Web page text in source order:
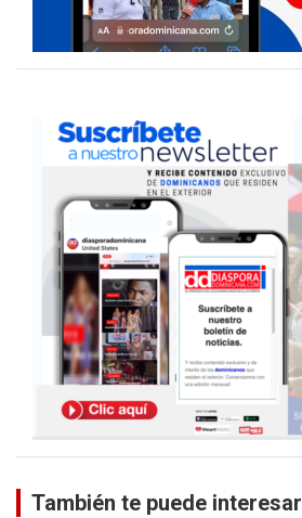
También te puede interesar